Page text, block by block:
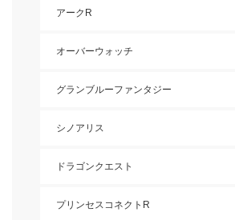
アークR
オーバーウォッチ
グランブルーファンタジー
シノアリス
ドラゴンクエスト
プリンセスコネクトR